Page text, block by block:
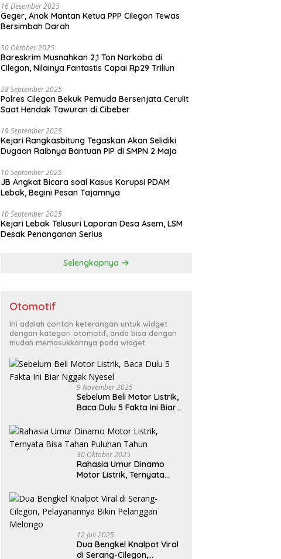
16 Desember 2025
Geger, Anak Mantan Ketua PPP Cilegon Tewas
Bersimbah Darah
30 Oktober 2025
Bareskrim Musnahkan 2,1 Ton Narkoba di
Cilegon, Nilainya Fantastis Capai Rp29 Triliun
28 September 2025
Polres Cilegon Bekuk Pemuda Bersenjata Cerulit
Saat Hendak Tawuran di Cibeber
19 September 2025
Kejari Rangkasbitung Tegaskan Akan Selidiki
Dugaan Raibnya Bantuan PIP di SMPN 2 Maja
10 September 2025
JB Angkat Bicara soal Kasus Korupsi PDAM
Lebak, Begini Pesan Tajamnya
10 September 2025
Kejari Lebak Telusuri Laporan Desa Asem, LSM
Desak Penanganan Serius
Selengkapnya
Otomotif
Ini adalah contoh keterangan untuk widget
dengan kategori otomotif, anda bisa dengan
mudah memasukkannya pada widget.
9 November 2025
Sebelum Beli Motor Listrik,
Baca Dulu 5 Fakta Ini Biar
30 Oktober 2025
Rahasia Umur Dinamo
Motor Listrik, Ternyata
12 Juli 2025
Dua Bengkel Knalpot Viral
di Serang-Cilegon,